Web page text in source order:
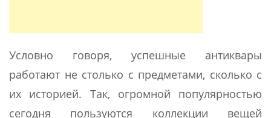
Условно говоря, успешные антиквары
работают не столько с предметами, сколько с
их историей. Так, огромной популярностью
сегодня пользуются коллекции вещей